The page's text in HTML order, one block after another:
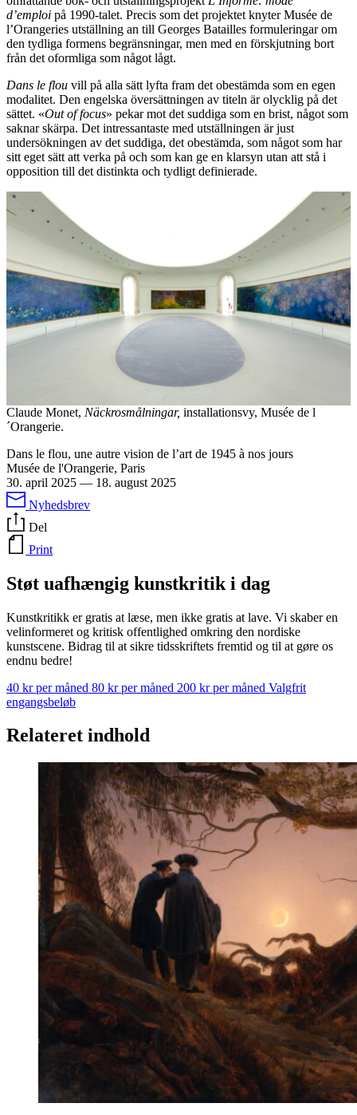
d’emploi på 1990-talet. Precis som det projektet knyter Musée de
l’Orangeries utställning an till Georges Batailles formuleringar om
den tydliga formens begränsningar, men med en förskjutning bort
från det oformliga som något lågt.
Dans le flou vill på alla sätt lyfta fram det obestämda som en egen
modalitet. Den engelska översättningen av titeln är olycklig på det
sättet. «Out of focus» pekar mot det suddiga som en brist, något som
saknar skärpa. Det intressantaste med utställningen är just
undersökningen av det suddiga, det obestämda, som något som har
sitt eget sätt att verka på och som kan ge en klarsyn utan att stå i
opposition till det distinkta och tydligt definierade.
Claude Monet, Näckrosmålningar, installationsvy, Musée de l
´Orangerie.
Dans le flou, une autre vision de l’art de 1945 à nos jours
Musée de l'Orangerie, Paris
30. april 2025 — 18. august 2025
Nyhedsbrev
Del
Print
Støt uafhængig kunstkritik i dag
Kunstkritikk er gratis at læse, men ikke gratis at lave. Vi skaber en
velinformeret og kritisk offentlighed omkring den nordiske
kunstscene. Bidrag til at sikre tidsskriftets fremtid og til at gøre os
endnu bedre!
40 kr per måned 80 kr per måned 200 kr per måned Valgfrit
engangsbeløb
Relateret indhold